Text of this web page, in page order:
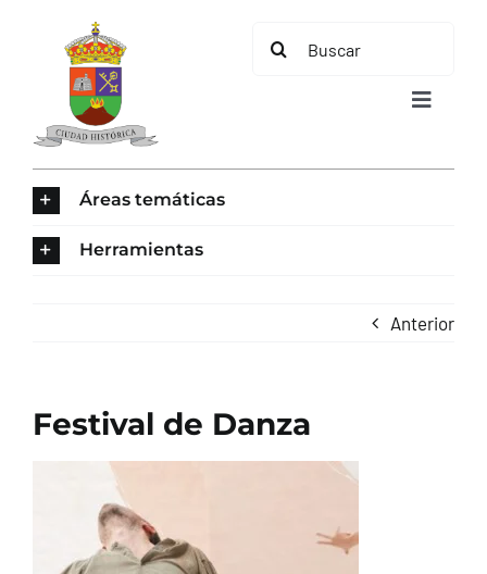
contenido
Buscar:
Toggle
Áreas temáticas
Herramientas
Anterior
Festival de Danza